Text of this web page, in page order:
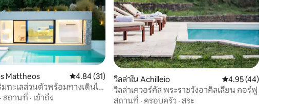
รีวิว
Mattheos คะแนนเฉลี่ย 4.84 จาก 5, 31 รีวิว
4.84 (31)
ทะเลส่วนตัวพร้อมทางเดินไป
· สถานที่ · เข้าถึง
วิลล่าใน Achilleio คะแนนเฉลี่ย 4.95 จาก
4.95 (44)
วิลล่าเควอร์คัส พระราชวังอาคิลเลียน คอร์ฟู
สถานที่ · ครอบครัว · สระ